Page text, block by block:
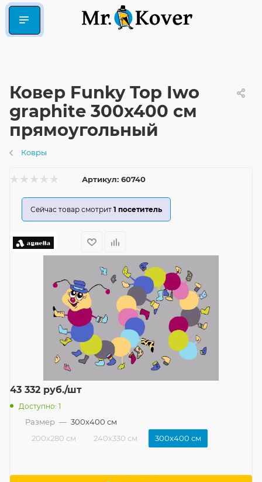
Ковер Funky Top Iwo
graphite 300x400 см
прямоугольный
Ковры
Артикул: 60740
Сейчас товар смотрит 1 посетитель
43 332 руб./шт
Доступно: 1
Размер — 300x400 см
200x280 см
240x330 см 300x400 см